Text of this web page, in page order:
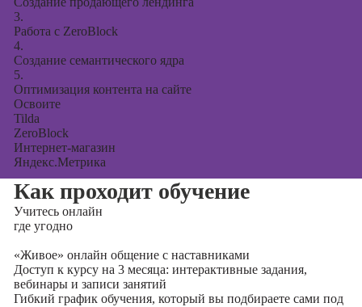
3.
Работа с ZeroBlock
4.
Создание семантического ядра
5.
Оптимизация контента на сайте
Освоите
Tilda
ZeroBlock
Интернет-магазин
Яндекс.Метрика
Как проходит обучение
Учитесь онлайн
где угодно
«Живое» онлайн общение с наставниками
Доступ к курсу на 3 месяца: интерактивные задания,
вебинары и записи занятий
Гибкий график обучения, который вы подбираете сами под